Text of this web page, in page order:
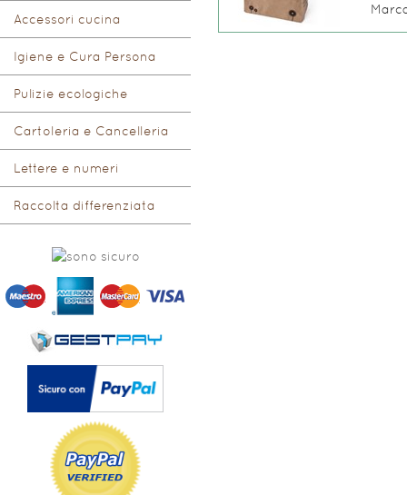
Accessori cucina
Igiene e Cura Persona
Pulizie ecologiche
Cartoleria e Cancelleria
Lettere e numeri
Raccolta differenziata